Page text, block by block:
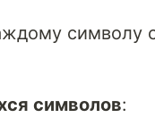
символу
символов: